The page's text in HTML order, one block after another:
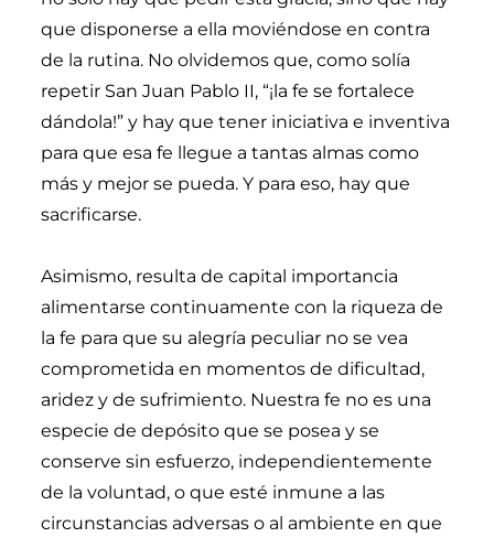
que disponerse a ella moviéndose en contra
de la rutina. No olvidemos que, como solía
repetir San Juan Pablo II, “¡la fe se fortalece
dándola!” y hay que tener iniciativa e inventiva
para que esa fe llegue a tantas almas como
más y mejor se pueda. Y para eso, hay que
sacrificarse.
Asimismo, resulta de capital importancia
alimentarse continuamente con la riqueza de
la fe para que su alegría peculiar no se vea
comprometida en momentos de dificultad,
aridez y de sufrimiento. Nuestra fe no es una
especie de depósito que se posea y se
conserve sin esfuerzo, independientemente
de la voluntad, o que esté inmune a las
circunstancias adversas o al ambiente en que